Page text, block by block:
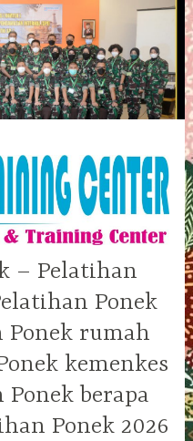
– Pelatihan
Ponek
Ponek rumah
kemenkes
berapa
Ponek 2026